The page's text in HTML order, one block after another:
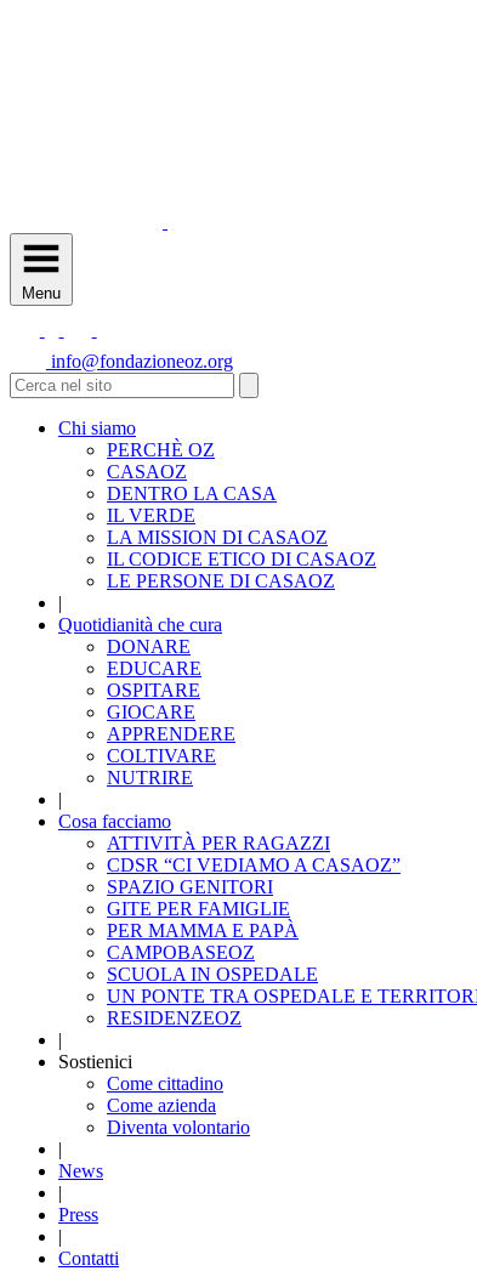
Menu
info@fondazioneoz.org
Chi siamo
PERCHÈ OZ
CASAOZ
DENTRO LA CASA
IL VERDE
LA MISSION DI CASAOZ
IL CODICE ETICO DI CASAOZ
LE PERSONE DI CASAOZ
|
Quotidianità che cura
DONARE
EDUCARE
OSPITARE
GIOCARE
APPRENDERE
COLTIVARE
NUTRIRE
|
Cosa facciamo
ATTIVITÀ PER RAGAZZI
CDSR “CI VEDIAMO A CASAOZ”
SPAZIO GENITORI
GITE PER FAMIGLIE
PER MAMMA E PAPÀ
CAMPOBASEOZ
SCUOLA IN OSPEDALE
UN PONTE TRA OSPEDALE E
RESIDENZEOZ
|
Sostienici
Come cittadino
Come azienda
Diventa volontario
|
News
|
Press
|
Contatti